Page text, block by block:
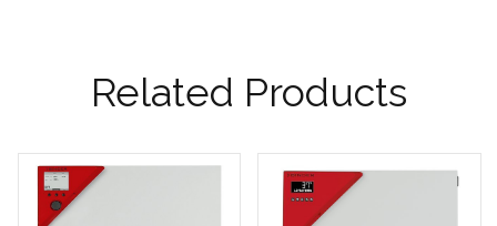
Related Products